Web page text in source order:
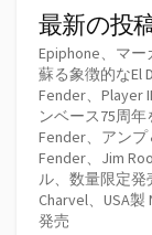
最新の投
Epiphone、マ
蘇る象徴的なEl
Fender、Player
ンベース75周
Fender、アン
Fender、Jim
ル、数量限定発
Charvel、USA
発売